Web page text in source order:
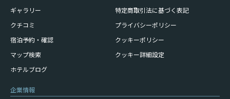
ギャラリー
クチコミ
宿泊予約・確認
マップ検索
ホテルブログ
特定商取引法に基づく表記
プライバシーポリシー
クッキーポリシー
クッキー詳細設定
企業情報